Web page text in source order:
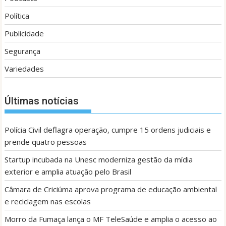
Política
Publicidade
Segurança
Variedades
Últimas notícias
Polícia Civil deflagra operação, cumpre 15 ordens judiciais e
prende quatro pessoas
Startup incubada na Unesc moderniza gestão da mídia
exterior e amplia atuação pelo Brasil
Câmara de Criciúma aprova programa de educação ambiental
e reciclagem nas escolas
Morro da Fumaça lança o MF TeleSaúde e amplia o acesso ao